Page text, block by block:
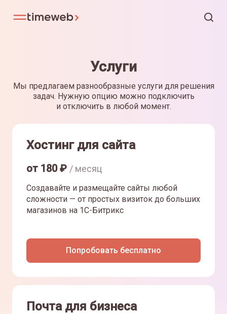
Услуги
Мы предлагаем разнообразные услуги для решения
задач. Нужную опцию можно подключить
и отключить в любой момент.
Хостинг для сайта
от 180₽ / месяц
Создавайте и размещайте сайты любой
сложности — от простых визиток до больших
магазинов на 1С-Битрикс
Попробовать бесплатно
Почта для бизнеса